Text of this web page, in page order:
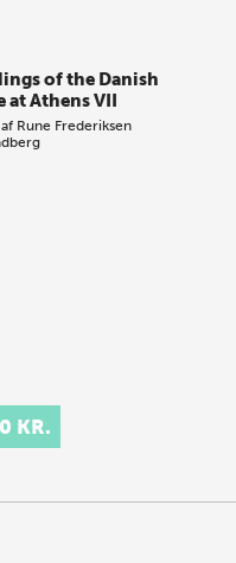
of the Danish
at Athens VII
Rune Frederiksen
KR.